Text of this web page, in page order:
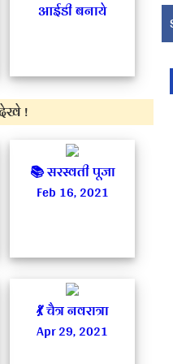
आईडी बनाये
देखे !
📚 सरस्वती पूजा
Feb 16, 2021
💃 चैत्र नवरात्रा
Apr 29, 2021